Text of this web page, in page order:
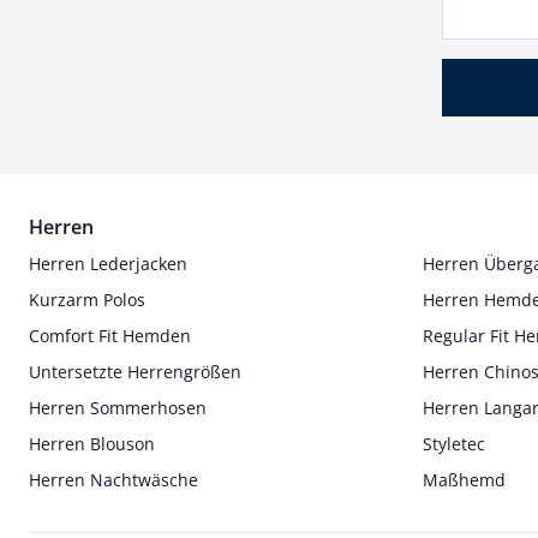
Herren
Herren Lederjacken
Herren
Kurzarm Polos
Herren
Comfort Fit Hemden
Regular Fit
Untersetzte Herrengrößen
Herren Chinos
Herren Sommerhosen
Herren
Herren Blouson
Styletec
Herren Nachtwäsche
Maßhemd